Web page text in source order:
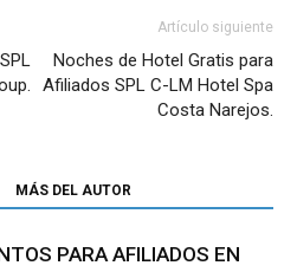
Artículo siguiente
Noches de Hotel Gratis para
Afiliados SPL C-LM Hotel Spa
Costa Narejos.
MÁS DEL AUTOR
PARA AFILIADOS EN